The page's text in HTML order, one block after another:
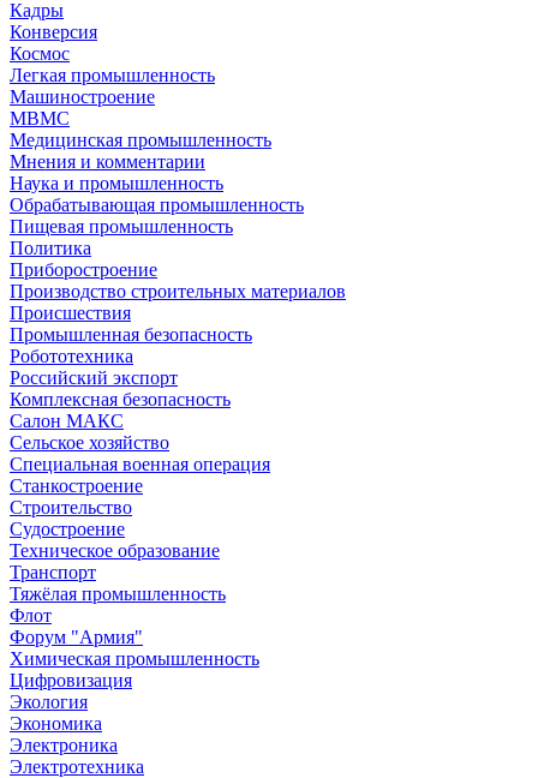
Кадры
Конверсия
Космос
Легкая промышленность
Машиностроение
МВМС
Медицинская промышленность
Мнения и комментарии
Наука и промышленность
Обрабатывающая промышленность
Пищевая промышленность
Политика
Приборостроение
Производство строительных материалов
Происшествия
Промышленная безопасность
Робототехника
Российский экспорт
Комплексная безопасность
Салон МАКС
Сельское хозяйство
Специальная военная операция
Станкостроение
Строительство
Судостроение
Техническое образование
Транспорт
Тяжёлая промышленность
Флот
Форум "Армия"
Химическая промышленность
Цифровизация
Экология
Экономика
Электроника
Электротехника